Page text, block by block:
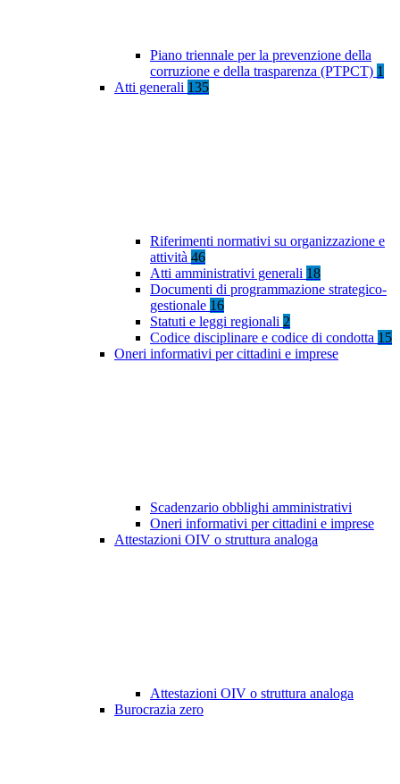
Piano triennale per la prevenzione della
corruzione e della trasparenza (PTPCT) 1
Atti generali 135
Riferimenti normativi su organizzazione e
attività 46
Atti amministrativi generali 18
Documenti di programmazione strategico-
gestionale 16
Statuti e leggi regionali 2
Codice disciplinare e codice di condotta 15
Oneri informativi per cittadini e imprese
Scadenzario obblighi amministrativi
Oneri informativi per cittadini e imprese
Attestazioni OIV o struttura analoga
Attestazioni OIV o struttura analoga
Burocrazia zero